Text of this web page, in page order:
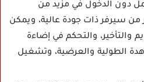
دون الدخول في مزيد من
من سيرفر ذات جودة عالية، ويمكن
والتأخير، والتحكم في إضاءة
الطولية والعرضية، وتشغيل